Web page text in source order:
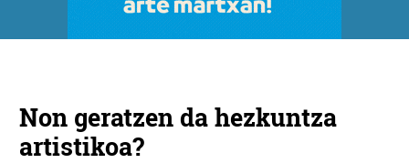
Non geratzen da hezkuntza
artistikoa?